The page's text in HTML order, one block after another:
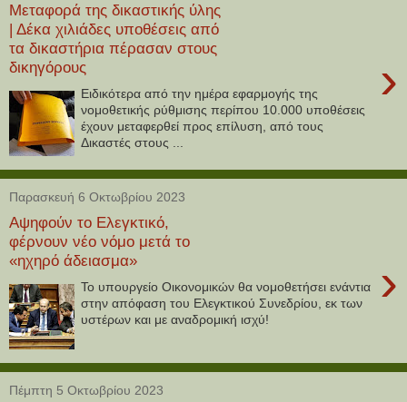
Μεταφορά της δικαστικής ύλης
| Δέκα χιλιάδες υποθέσεις από
τα δικαστήρια πέρασαν στους
δικηγόρους
›
Ειδικότερα από την ημέρα εφαρμογής της
νομοθετικής ρύθμισης περίπου 10.000 υποθέσεις
έχουν μεταφερθεί προς επίλυση, από τους
Δικαστές στους ...
Παρασκευή 6 Οκτωβρίου 2023
Αψηφούν το Ελεγκτικό,
φέρνουν νέο νόμο μετά το
«ηχηρό άδειασμα»
›
Το υπουργείο Οικονομικών θα νομοθετήσει ενάντια
στην απόφαση του Ελεγκτικού Συνεδρίου, εκ των
υστέρων και με αναδρομική ισχύ!
Πέμπτη 5 Οκτωβρίου 2023